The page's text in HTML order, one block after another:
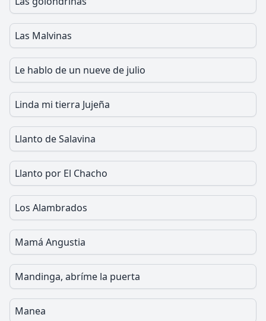
Las Malvinas
Le hablo de un nueve de julio
Linda mi tierra Jujeña
Llanto de Salavina
Llanto por El Chacho
Los Alambrados
Mamá Angustia
Mandinga, abríme la puerta
Manea